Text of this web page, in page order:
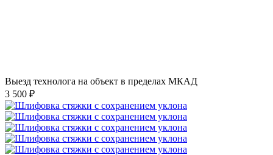
Выезд технолога на объект в пределах МКАД
3 500 ₽